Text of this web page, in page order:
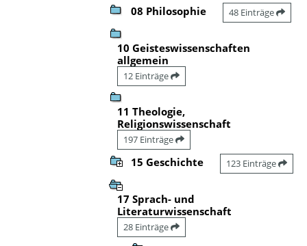
08 Philosophie 48 Einträge
10 Geisteswissenschaften
allgemein
12 Einträge
11 Theologie,
Religionswissenschaft
197 Einträge
15 Geschichte 123 Einträge
17 Sprach- und
Literaturwissenschaft
28 Einträge